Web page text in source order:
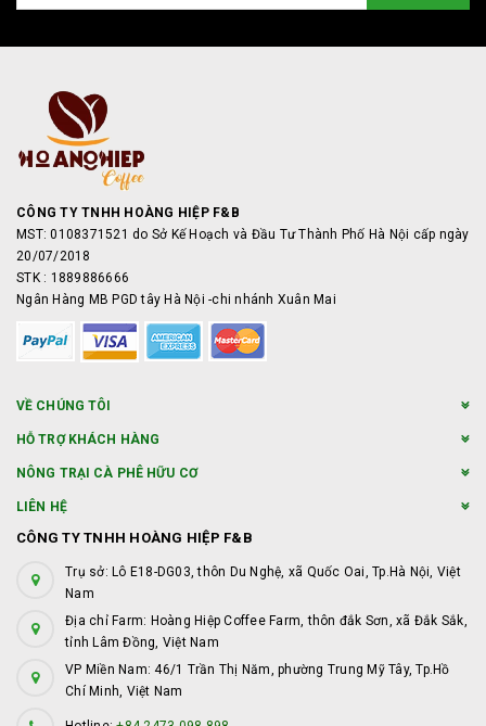
CÔNG TY TNHH HOÀNG HIỆP F&B
MST: 0108371521 do Sở Kế Hoạch và Đầu Tư Thành Phố Hà Nội cấp ngày
20/07/2018
STK : 1889886666
Ngân Hàng MB PGD tây Hà Nội -chi nhánh Xuân Mai
VỀ CHÚNG TÔI
HỖ TRỢ KHÁCH HÀNG
NÔNG TRẠI CÀ PHÊ HỮU CƠ
LIÊN HỆ
CÔNG TY TNHH HOÀNG HIỆP F&B
Trụ sở: Lô E18-DG03, thôn Du Nghệ, xã Quốc Oai, Tp.Hà Nội, Việt
Nam
Địa chỉ Farm: Hoàng Hiệp Coffee Farm, thôn đắk Sơn, xã Đắk Sắk,
tỉnh Lâm Đồng, Việt Nam
VP Miền Nam: 46/1 Trần Thị Năm, phường Trung Mỹ Tây, Tp.Hồ
Chí Minh, Việt Nam